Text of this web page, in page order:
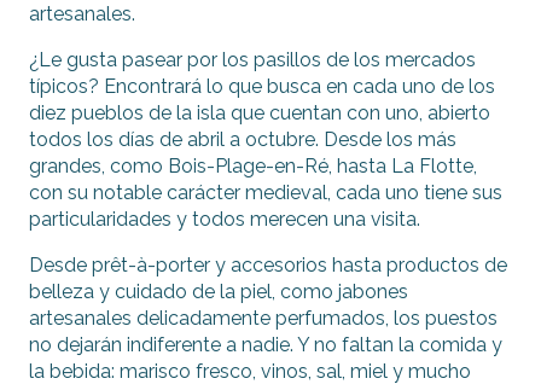
artesanales.
¿Le gusta pasear por los pasillos de los mercados
típicos? Encontrará lo que busca en cada uno de los
diez pueblos de la isla que cuentan con uno, abierto
todos los días de abril a octubre. Desde los más
grandes, como Bois-Plage-en-Ré, hasta La Flotte,
con su notable carácter medieval, cada uno tiene sus
particularidades y todos merecen una visita.
Desde prêt-à-porter y accesorios hasta productos de
belleza y cuidado de la piel, como jabones
artesanales delicadamente perfumados, los puestos
no dejarán indiferente a nadie. Y no faltan la comida y
la bebida: marisco fresco, vinos, sal, miel y mucho